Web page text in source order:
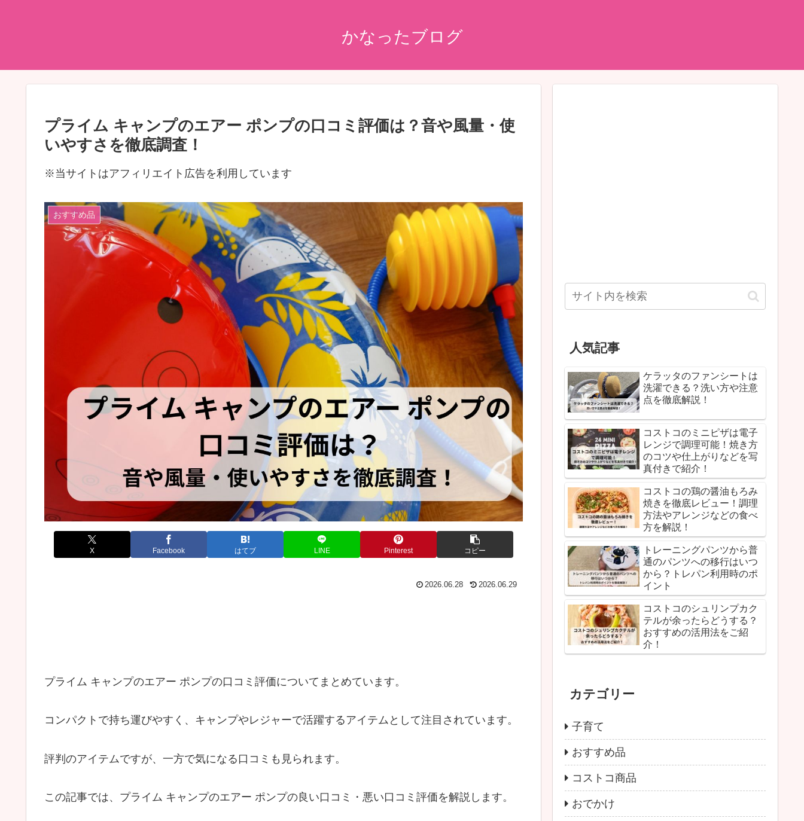
かなったブログ
プライム キャンプのエアー ポンプの口コミ評価は？音や風量・使
いやすさを徹底調査！
※当サイトはアフィリエイト広告を利用しています
おすすめ品
X Facebook はてブ LINE Pinterest コピー
2026.06.28 2026.06.29
プライム キャンプのエアー ポンプの口コミ評価についてまとめています。
コンパクトで持ち運びやすく、キャンプやレジャーで活躍するアイテムとして注目されています。
評判のアイテムですが、一方で気になる口コミも見られます。
この記事では、プライム キャンプのエアー ポンプの良い口コミ・悪い口コミ評価を解説します。
人気記事
ケラッタのファンシートは
洗濯できる？洗い方や注意
点を徹底解説！
コストコのミニピザは電子
レンジで調理可能！焼き方
のコツや仕上がりなどを写
真付きで紹介！
コストコの鶏の醤油もろみ
焼きを徹底レビュー！調理
方法やアレンジなどの食べ
方を解説！
トレーニングパンツから普
通のパンツへの移行はいつ
から？トレパン利用時のポ
イント
コストコのシュリンプカク
テルが余ったらどうする？
おすすめの活用法をご紹
介！
カテゴリー
子育て
おすすめ品
コストコ商品
おでかけ